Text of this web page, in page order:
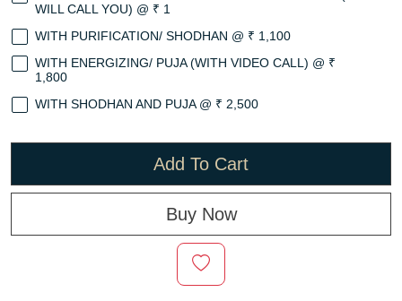
WILL CALL YOU) @ ₹ 1
WITH PURIFICATION/ SHODHAN @ ₹ 1,100
WITH ENERGIZING/ PUJA (WITH VIDEO CALL) @ ₹
1,800
WITH SHODHAN AND PUJA @ ₹ 2,500
Add To Cart
Buy Now